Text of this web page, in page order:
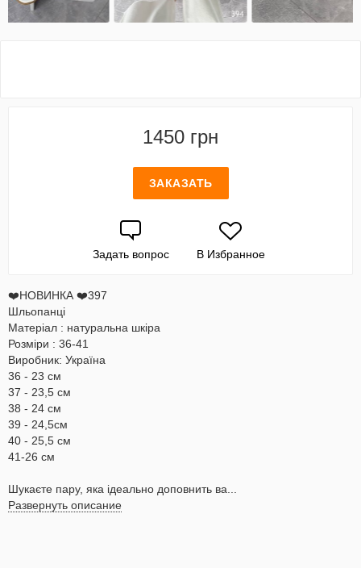
1450 грн
ЗАКАЗАТЬ
Задать вопрос В Избранное
❤️НОВИНКА ❤️397
Шльопанці
Матеріал : натуральна шкіра
Розміри : 36-41
Виробник: Україна
36 - 23 см
37 - 23,5 см
38 - 24 см
39 - 24,5см
40 - 25,5 см
41-26 см
Шукаєте пару, яка ідеально доповнить ва...
Развернуть описание